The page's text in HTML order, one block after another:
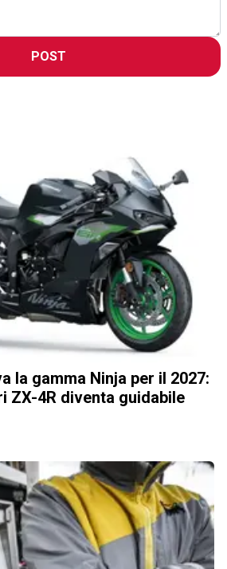
POST
la gamma Ninja per il 2027:
ZX-4R diventa guidabile